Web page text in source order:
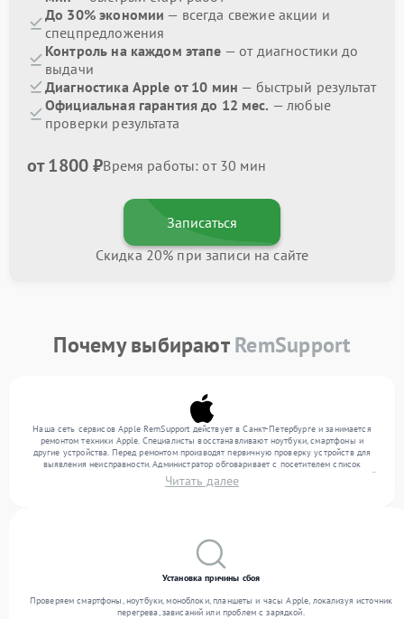
До 30% экономии — всегда свежие акции и
спецпредложения
Контроль на каждом этапе — от диагностики до
выдачи
Диагностика Apple от 10 мин — быстрый результат
Официальная гарантия до 12 мес. — любые
проверки результата
от 1800 ₽Время работы: от 30 мин
Записаться
Скидка 20% при записи на сайте
Почему выбираютRemSupport
Наша сеть сервисов Apple RemSupport действует в Санкт-Петербурге и занимается
ремонтом техники Apple. Специалисты восстанавливают ноутбуки, смартфоны и
другие устройства. Перед ремонтом производят первичную проверку устройств для
выявления неисправности. Администратор обговаривает с посетителем список
нужных услуг и цену. Только потом техники осуществляют восстановление с заменой
запчастей по необходимости. По окончании работ их качество подтверждается
Читать далее
Установка причины сбоя
Проверяем смартфоны, ноутбуки, моноблоки, планшеты и часы Apple, локализуя источник
перегрева, зависаний или проблем с зарядкой.